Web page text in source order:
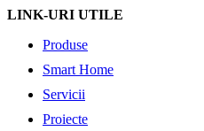
LINK-URI UTILE
Produse
Smart Home
Servicii
Proiecte